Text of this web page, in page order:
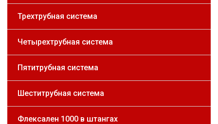
Трехтрубная система
Четырехтрубная система
Пятитрубная система
Шеститрубная система
Флексален 1000 в штангах